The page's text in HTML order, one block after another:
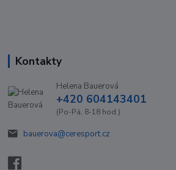
Kontakty
Helena Bauerová
+420 604143401
(Po-Pá, 8-18 hod.)
bauerova@ceresport.cz